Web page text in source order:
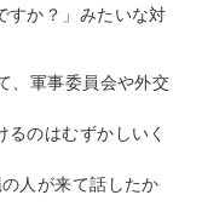
すか？」みたいな対
、軍事委員会や外交
のはむずかしいく
人が来て話したか